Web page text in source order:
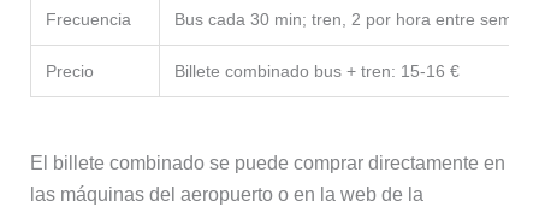
Frecuencia Bus cada 30 min; tren, 2 por hora entre
Precio Billete combinado bus + tren: 15-16 €
El billete combinado se puede comprar directamente en
las máquinas del aeropuerto o en la web de la